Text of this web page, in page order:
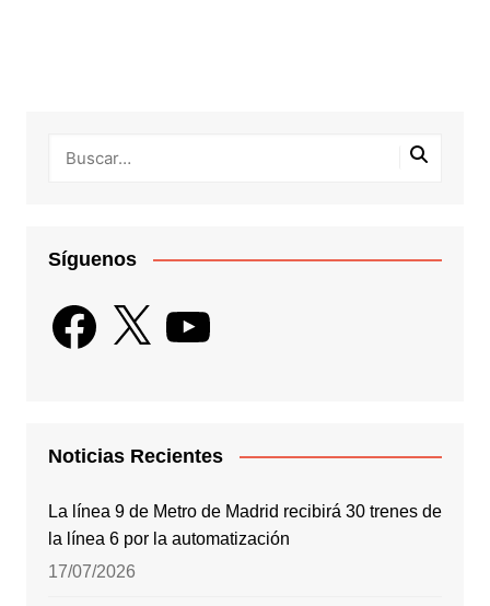
Síguenos
Facebook
X YouTube
Noticias Recientes
La línea 9 de Metro de Madrid recibirá 30 trenes de
la línea 6 por la automatización
17/07/2026